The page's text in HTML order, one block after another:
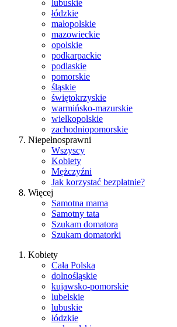
lubuskie
łódzkie
małopolskie
mazowieckie
opolskie
podkarpackie
podlaskie
pomorskie
śląskie
świętokrzyskie
warmińsko-mazurskie
wielkopolskie
zachodniopomorskie
Niepełnosprawni
Wszyscy
Kobiety
Mężczyźni
Jak korzystać bezpłatnie?
Więcej
Samotna mama
Samotny tata
Szukam domatora
Szukam domatorki
Kobiety
Cała Polska
dolnośląskie
kujawsko-pomorskie
lubelskie
lubuskie
łódzkie